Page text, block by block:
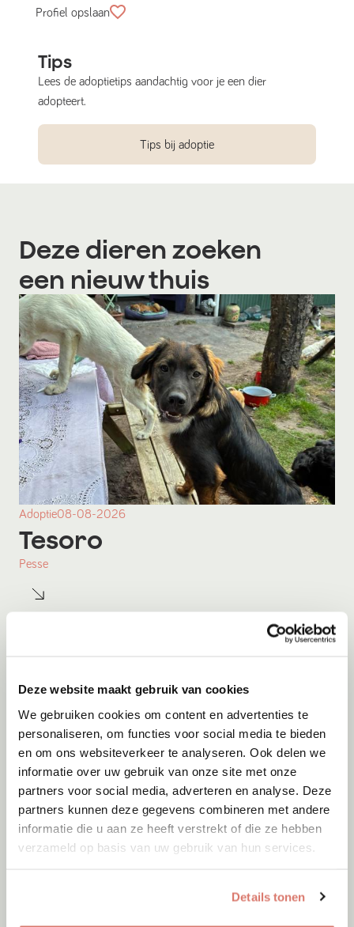
Deze website maakt gebruik van cookies
We gebruiken cookies om content en advertenties te
personaliseren, om functies voor social media te bieden
en om ons websiteverkeer te analyseren. Ook delen we
informatie over uw gebruik van onze site met onze
partners voor social media, adverteren en analyse. Deze
partners kunnen deze gegevens combineren met andere
informatie die u aan ze heeft verstrekt of die ze hebben
verzameld op basis van uw gebruik van hun services.
Details tonen
Profiel opslaan
Tips
Lees de adoptietips aandachtig voor je een dier
adopteert.
Tips bij adoptie
Deze dieren zoeken
een nieuw thuis
Adoptie08-08-2026
Tesoro
Pesse
Adoptie07-08-2026